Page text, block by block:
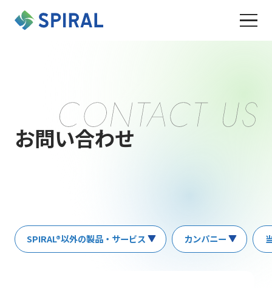
お問い合わせ
SPIRAL®以外の製品・サービス カンパニー